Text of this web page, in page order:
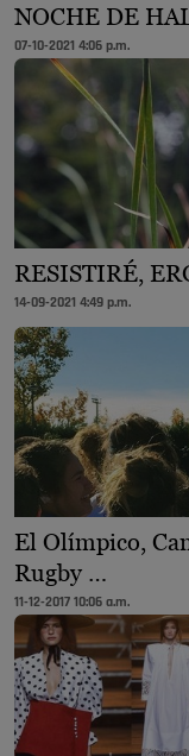
NOCHE DE
07-10-2021 4:06 p.m.
RESISTIRÉ,
14-09-2021 4:49 p.m.
El Olímpico,
Rugby …
11-12-2017 10:06 a.m.